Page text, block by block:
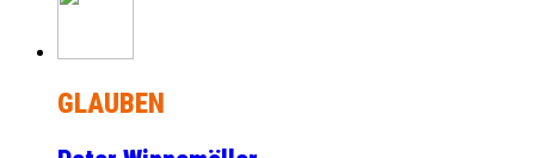
GLAUBEN